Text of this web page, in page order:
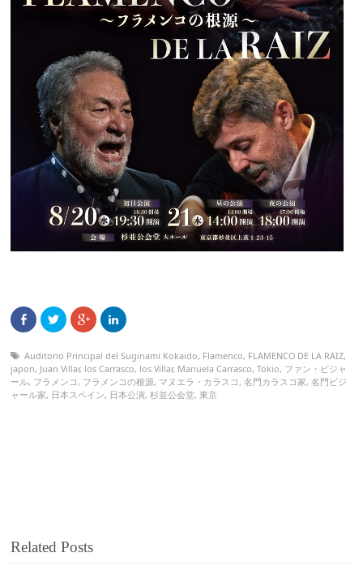
Auditorio Principal del Suginami Kokaido, Flamenco, FLAMENCO DE LA RAIZ,
japon, Juan Villar, los Carrasco, los Villar, Manuela Carrasco,Tokio, ファン・ビジャ
ール, フラメンコ , フラメンコの根源, マヌエラ・カラスコ ,名門カラスコ家,名門ビジ
ャール家, 日本スペイン, 日本公演,杉並公会堂,東京
Related Posts